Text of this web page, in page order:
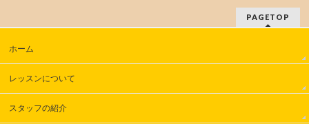
PAGETOP
ホーム
レッスンについて
スタッフの紹介